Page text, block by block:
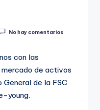
No hay comentarios
con las
de activos
de la FSC
young.